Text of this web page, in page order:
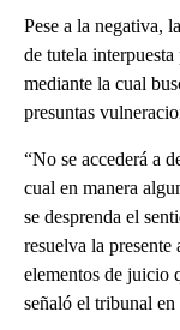
Pese a la negativa,
de tutela
mediante la cual
presuntas
“No se accederá a
cual en manera
se desprenda el
resuelva la
elementos de juicio
señaló el tribunal